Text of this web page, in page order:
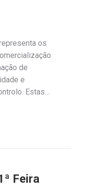
os
de
e
Estas…
Feira